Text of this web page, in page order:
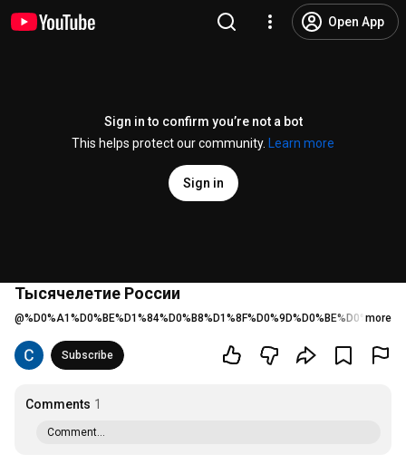
Open App
Sign in to confirm you’re not a bot
This helps protect our community.
Learn more
Sign in
Тысячелетие России
@ more
Subscribe
Comments 1
Comment...